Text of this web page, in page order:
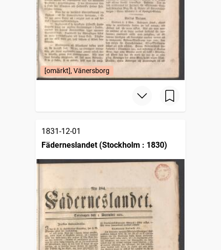
[omärkt], Vänersborg
1831-12-01
Fäderneslandet (Stockholm : 1830)